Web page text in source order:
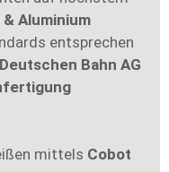
Aluminium
entsprechen
Bahn AG
mittels Cobot